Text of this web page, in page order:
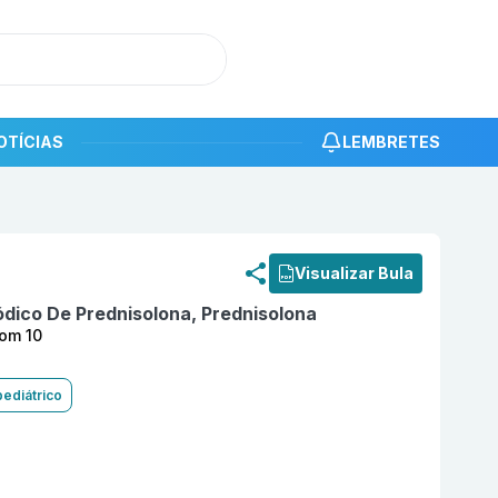
LEMBRETES
Visualizar Bula
De Prednisolona, Prednisolona
10